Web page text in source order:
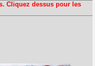
Cliquez dessus pour les